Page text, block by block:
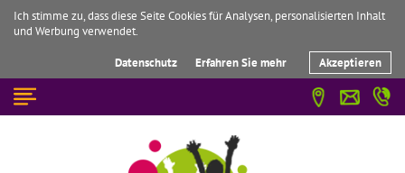
Ich stimme zu, dass diese Seite Cookies für Analysen, personalisierten Inhalt
und Werbung verwendet.
Datenschutz Erfahren Sie mehr Akzeptieren
☰